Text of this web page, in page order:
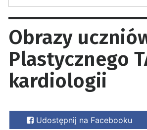
Obrazy
Plastycznego
kardiologii
Udostępnij na Facebooku